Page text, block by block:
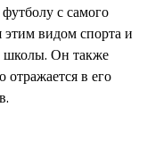
с самого
этим видом спорта и
школы. Он также
отражается в его